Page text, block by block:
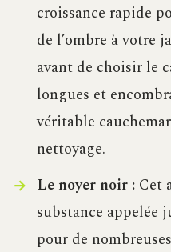
croissance rapide
de l’ombre à votre
avant de choisir le
longues et
véritable
nettoyage.
Le noyer noir :Cet
substance appelée
pour de